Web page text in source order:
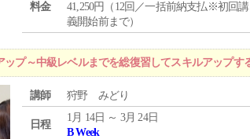
料金
41,250円（12回／一括前納支払※初回講
義開始前まで）
ップ～中級レベルまでを総復習してスキルアップす
講師 狩野 みどり
日程
1月 14日 ～ 3月 24日
B Week